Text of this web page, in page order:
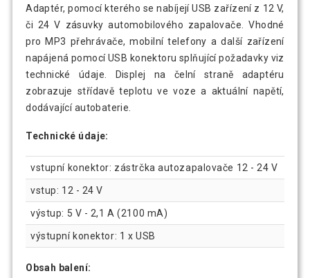
Adaptér, pomocí kterého se nabíjejí USB zařízení z 12 V,
či 24 V zásuvky automobilového zapalovače. Vhodné
pro MP3 přehrávače, mobilní telefony a další zařízení
napájená pomocí USB konektoru splňující požadavky viz
technické údaje. Displej na čelní straně adaptéru
zobrazuje střídavě teplotu ve voze a aktuální napětí,
dodávající autobaterie.
Technické údaje:
vstupní konektor: zástrčka autozapalovače 12 - 24 V
vstup: 12 - 24 V
výstup: 5 V - 2,1 A (2100 mA)
výstupní konektor: 1 x USB
Obsah balení: